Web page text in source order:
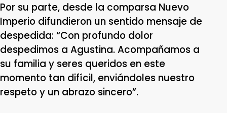
Por su parte, desde la comparsa Nuevo
Imperio difundieron un sentido mensaje de
despedida: “Con profundo dolor
despedimos a Agustina. Acompañamos a
su familia y seres queridos en este
momento tan difícil, enviándoles nuestro
respeto y un abrazo sincero”.